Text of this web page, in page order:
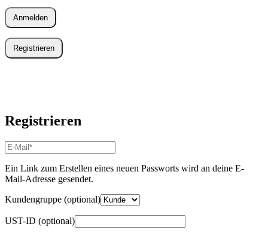
Anmelden
Registrieren
Registrieren
E-
Mail-
Adresse*
Erforderlich
Ein Link zum Erstellen eines neuen Passworts wird an deine E-
Mail-Adresse gesendet.
Kundengruppe (optional)
UST-ID (optional)